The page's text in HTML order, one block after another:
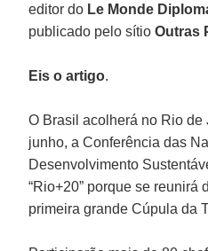
editor do Le Monde
publicado pelo sítioOutras
Eis o artigo.
O Brasil acolherá no Rio de
junho, a Conferência das
Desenvolvimento
“Rio+20” porque se reunirá
primeira grande Cúpula da